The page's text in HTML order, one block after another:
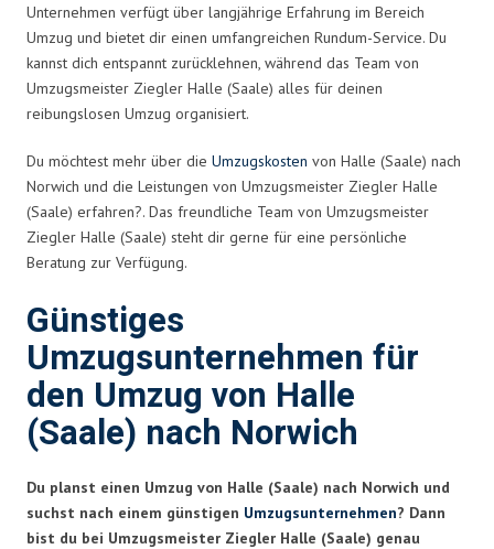
Unternehmen verfügt über langjährige Erfahrung im Bereich
Umzug und bietet dir einen umfangreichen Rundum-Service. Du
kannst dich entspannt zurücklehnen, während das Team von
Umzugsmeister Ziegler Halle (Saale) alles für deinen
reibungslosen Umzug organisiert.
Du möchtest mehr über die Umzugskosten von Halle (Saale) nach
Norwich und die Leistungen von Umzugsmeister Ziegler Halle
(Saale) erfahren?. Das freundliche Team von Umzugsmeister
Ziegler Halle (Saale) steht dir gerne für eine persönliche
Beratung zur Verfügung.
Günstiges
Umzugsunternehmen für
den Umzug von Halle
(Saale) nach Norwich
Du planst einen Umzug von Halle (Saale) nach Norwich und
suchst nach einem günstigen Umzugsunternehmen? Dann
bist du bei Umzugsmeister Ziegler Halle (Saale) genau